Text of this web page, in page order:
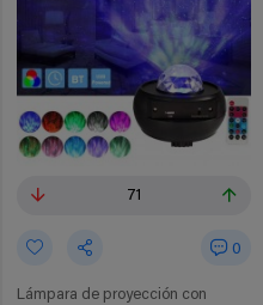
71
0
Lámpara de proyección con